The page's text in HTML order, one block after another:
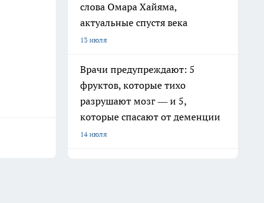
слова Омара Хайяма,
актуальные спустя века
13 июля
Врачи предупреждают: 5
фруктов, которые тихо
разрушают мозг — и 5,
которые спасают от деменции
14 июля